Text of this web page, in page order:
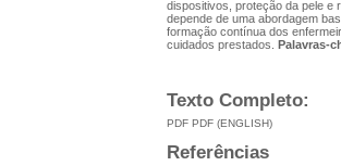
dispositivos, proteção da pele e
depende de uma abordagem
formação contínua dos
cuidados prestados. Palavras-
Texto Completo:
PDF PDF (ENGLISH)
Referências